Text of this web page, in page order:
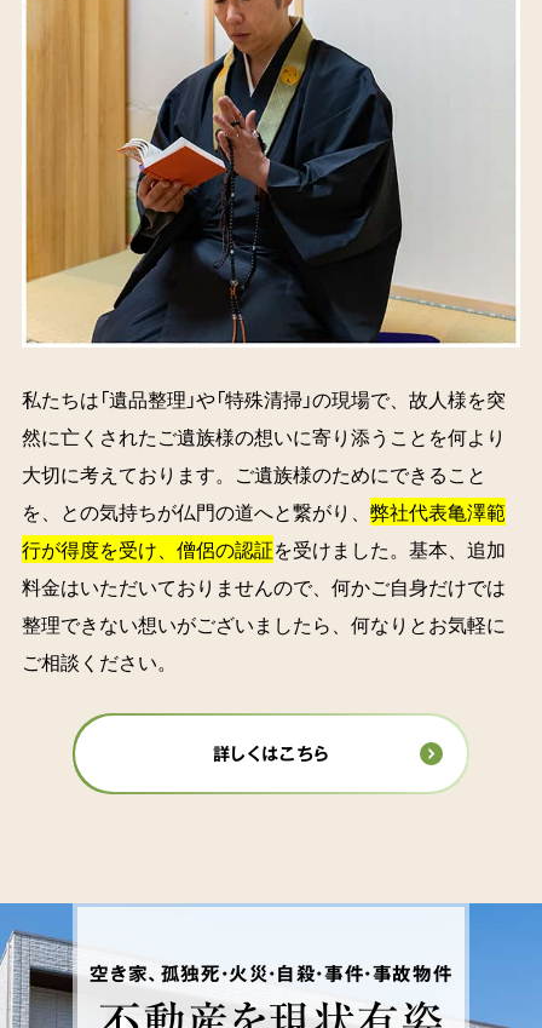
私たちは「遺品整理」や「特殊清掃」の現場で、故人様を突
然に亡くされたご遺族様の想いに寄り添うことを何より
大切に考えております。ご遺族様のためにできること
を、との気持ちが仏門の道へと繋がり、 弊社代表亀澤範
行が得度を受け、僧侶の認証を受けました。基本、追加
料金はいただいておりませんので、何かご自身だけでは
整理できない想いがございましたら、何なりとお気軽に
ご相談ください。
詳しくはこちら
空き家、孤独死・火災・自殺・事件・事故物件